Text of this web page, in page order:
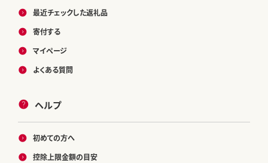
最近チェックした返礼品
寄付する
マイページ
よくある質問
ヘルプ
初めての方へ
控除上限金額の目安